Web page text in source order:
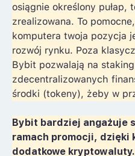
osiągnie określony pułap,
zrealizowana. To
komputera twoja pozycja
rozwój rynku. Poza
Bybit pozwalają na
zdecentralizowanych
środki (tokeny), żeby w
Bybit bardziej angażuje
ramach promocji, dzięki
dodatkowe kryptowaluty.